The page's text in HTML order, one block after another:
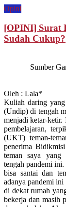
Opini
[OPINI] Surat
Sudah Cukup?
Sumber
Oleh : Lala*
Kuliah daring
(Undip) di tengah
menjadi ketar-ketir.
pembelajaran,
(UKT) teman-
penerima
teman saya yang
tengah pandemi
bisa santai dan
adanya pandemi
di dekat rumah
bekerja dan masih